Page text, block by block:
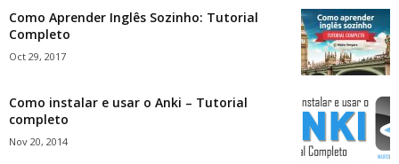
Como Aprender Inglês Sozinho: Tutorial
Completo
Oct 29, 2017
Como instalar e usar o Anki – Tutorial
completo
Nov 20, 2014